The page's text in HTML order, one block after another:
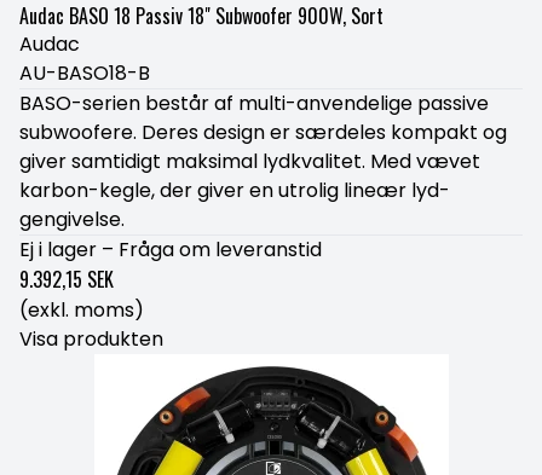
Audac BASO 18 Passiv 18" Subwoofer 900W, Sort
Audac
AU-BASO18-B
BASO-serien består af multi-anvendelige passive
subwoofere. Deres design er særdeles kompakt og
giver samtidigt maksimal lydkvalitet. Med vævet
karbon-kegle, der giver en utrolig lineær lyd-
gengivelse.
Ej i lager – Fråga om leveranstid
9.392,15 SEK
(exkl. moms)
Visa produkten